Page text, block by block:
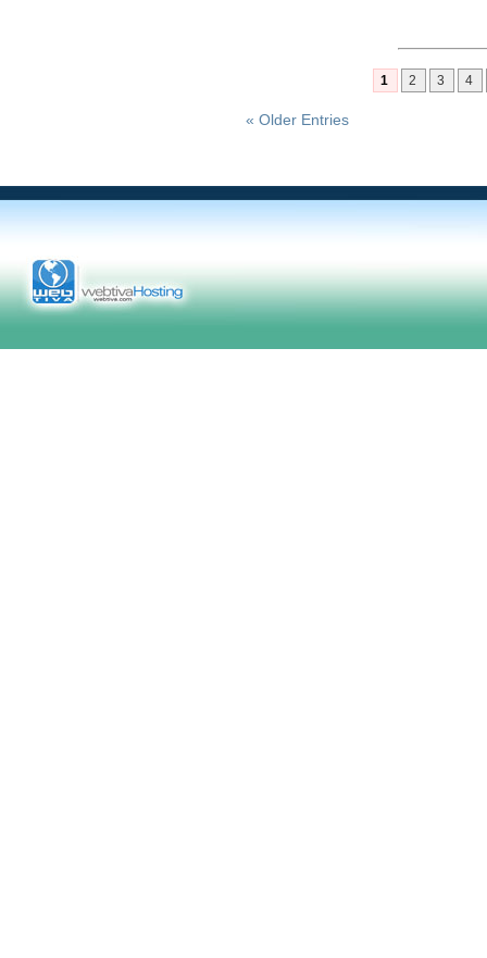
1 2 3 4
« Older Entries